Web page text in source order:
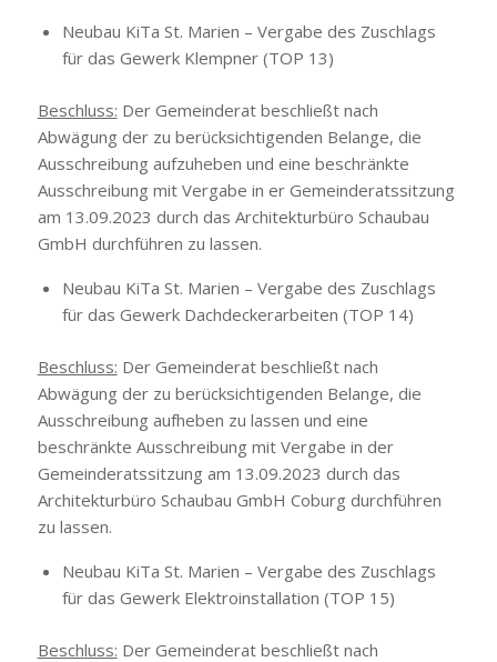
Neubau KiTa St. Marien – Vergabe des Zuschlags
für das Gewerk Klempner (TOP 13)
Beschluss: Der Gemeinderat beschließt nach
Abwägung der zu berücksichtigenden Belange, die
Ausschreibung aufzuheben und eine beschränkte
Ausschreibung mit Vergabe in er Gemeinderatssitzung
am 13.09.2023 durch das Architekturbüro Schaubau
GmbH durchführen zu lassen.
Neubau KiTa St. Marien – Vergabe des Zuschlags
für das Gewerk Dachdeckerarbeiten (TOP 14)
Beschluss: Der Gemeinderat beschließt nach
Abwägung der zu berücksichtigenden Belange, die
Ausschreibung aufheben zu lassen und eine
beschränkte Ausschreibung mit Vergabe in der
Gemeinderatssitzung am 13.09.2023 durch das
Architekturbüro Schaubau GmbH Coburg durchführen
zu lassen.
Neubau KiTa St. Marien – Vergabe des Zuschlags
für das Gewerk Elektroinstallation (TOP 15)
Beschluss: Der Gemeinderat beschließt nach